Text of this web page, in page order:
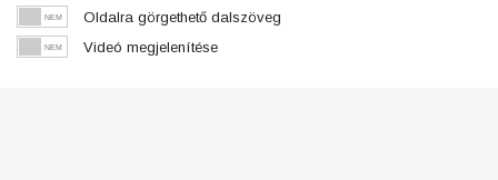
Oldalra görgethető dalszöveg
Videó megjelenítése